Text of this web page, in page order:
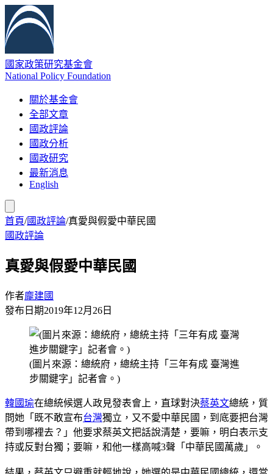
國家政策研究基金會
National Policy Foundation
關於基金會
全部文章
國政評論
國政分析
國政研究
最新消息
English
首頁/國政評論/真愛與假愛中華民國
國政評論
真愛與假愛中華民國
作者龐建國
發布日期2019年12月26日
(圖片來源：總統府，總統主持「三年有成 臺灣進
步關鍵字」記者會。)
韓國瑜在總統候選人政見發表會上，直球對決蔡英文總統，質
問她「既不敢宣布台灣獨立，又不愛中華民國，到底要把台灣
帶到哪裡去？」他要求蔡英文把話說清楚，要嘛，明白表示支
持或反對台獨；要嘛，和他一樣高喊3聲「中華民國萬歲」。